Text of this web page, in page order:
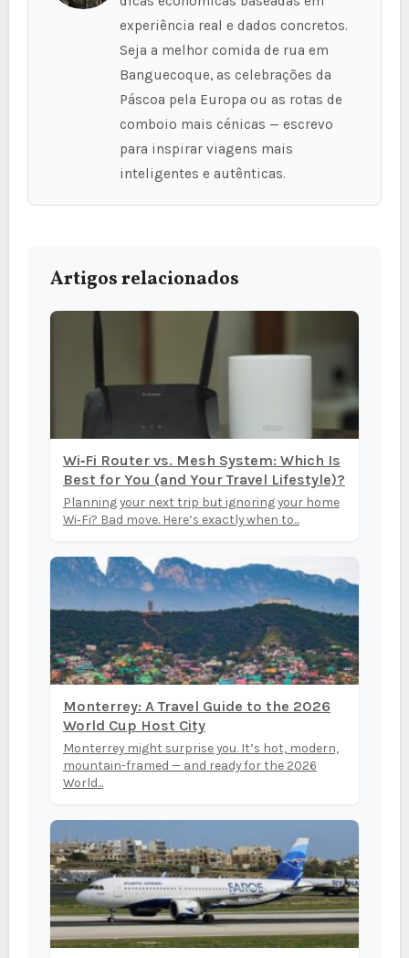
experiência real e dados concretos.
Seja a melhor comida de rua em
Banguecoque, as celebrações da
Páscoa pela Europa ou as rotas de
comboio mais cénicas — escrevo
para inspirar viagens mais
inteligentes e autênticas.
Artigos relacionados
Wi‑Fi Router vs. Mesh System: Which Is
Best for You (and Your Travel Lifestyle)?
Planning your next trip but ignoring your home
Wi‑Fi? Bad move. Here’s exactly when to...
Monterrey: A Travel Guide to the 2026
World Cup Host City
Monterrey might surprise you. It’s hot, modern,
mountain-framed — and ready for the 2026
World...